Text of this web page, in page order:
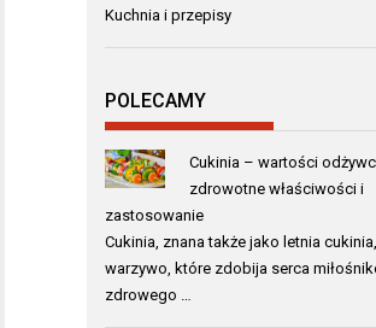
Kuchnia i przepisy
POLECAMY
Cukinia – wartości
zdrowotne właściwości i
zastosowanie
Cukinia, znana także jako letnia
warzywo, które zdobija serca
zdrowego …